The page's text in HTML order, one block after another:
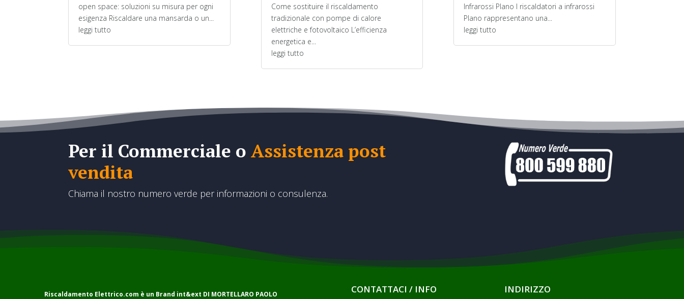
open space: soluzioni su misura per ogni
esigenza Riscaldare una mansarda o un...
leggi tutto
Come sostituire il riscaldamento
tradizionale con pompe di calore
elettriche e fotovoltaico L’efficienza
energetica e...
leggi tutto
Infrarossi Plano I riscaldatori a infrarossi
Plano rappresentano una...
leggi tutto
Per il Commerciale oAssistenza post
vendita
Chiama il nostro numero verde per informazioni o consulenza.
Riscaldamento Elettrico.com è un Brand int&ext DI MORTELLARO PAOLO CONTATTACI / INFO INDIRIZZO